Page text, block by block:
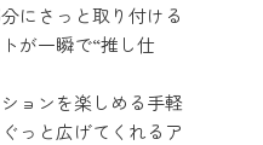
にさっと取り付ける
が一瞬で“推し仕
ョンを楽しめる手軽
っと広げてくれるア